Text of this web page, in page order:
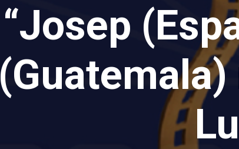
“Josep